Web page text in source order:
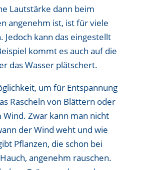
Lautstärke dann beim
angenehm ist, ist für viele
Jedoch kann das eingestellt
kommt es auch auf die
das Wasser plätschert.
um für Entspannung
Rascheln von Blättern oder
Wind. Zwar kann man nicht
der Wind weht und wie
Pflanzen, die schon bei
angenehm rauschen.